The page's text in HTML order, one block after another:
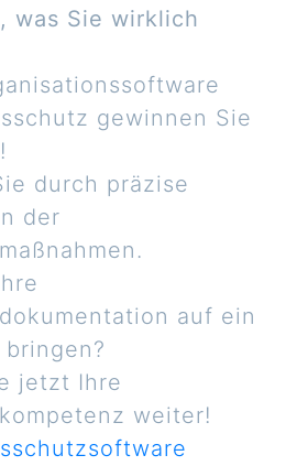
was Sie wirklich
gewinnen Sie
durch präzise
der
auf ein
jetzt Ihre
weiter!